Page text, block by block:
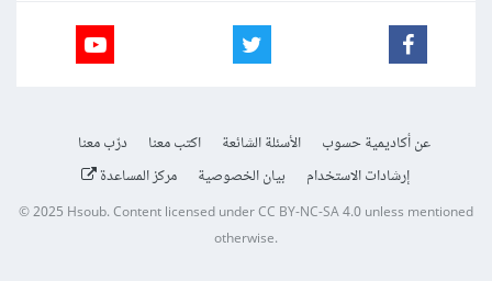
عن أكاديمية حسوب الأسئلة الشائعة اكتب معنا
درّب معنا
إرشادات الاستخدام
بيان الخصوصية مركز المساعدة
© 2025Hsoub.Content licensed underCC BY-NC-SA 4.0unless mentioned
otherwise.